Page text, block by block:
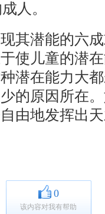
人。
潜能的六成
使儿童的潜
潜在能力大
的原因所在
由地发挥出
0
该内容对我有帮助